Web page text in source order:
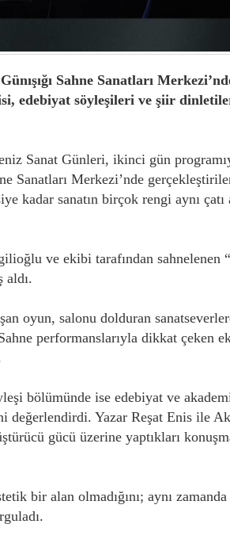
Sahne Sanatları
edebiyat söyleşileri ve şiir
Sanat Günleri, ikinci gün
Sanatları Merkezi’nde
kadar sanatın birçok rengi aynı çatı
ve ekibi tarafından sahnelenen
aldı.
oyun, salonu dolduran
performanslarıyla dikkat çeken
bölümünde ise edebiyat ve akademi
Yazar Reşat Enis ile
gücü üzerine yaptıkları
bir alan olmadığını; aynı